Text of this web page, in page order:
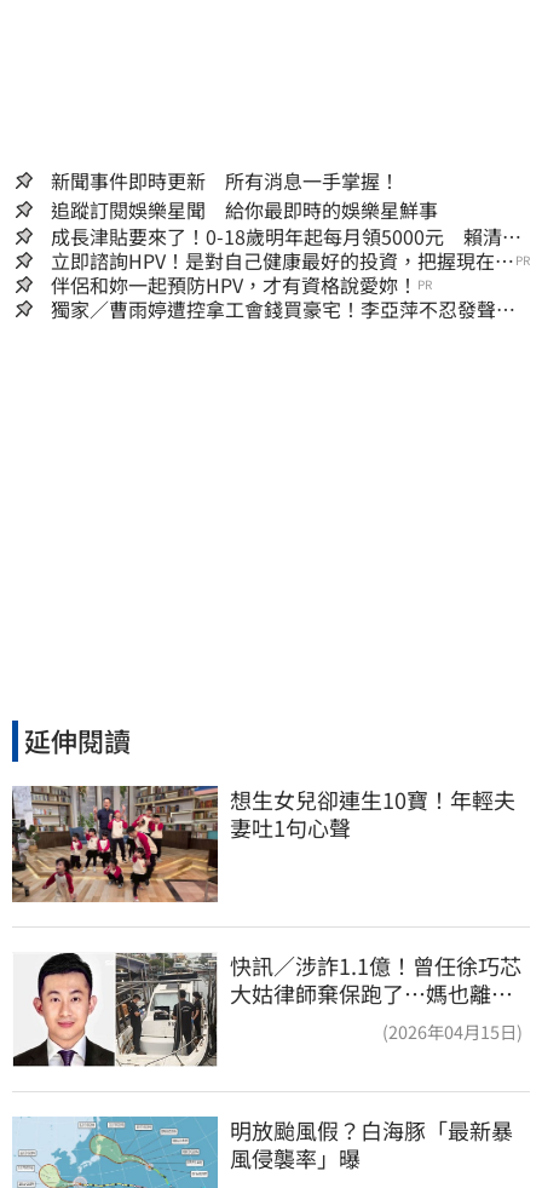
新聞事件即時更新 所有消息一手掌握！
追蹤訂閱娛樂星聞 給你最即時的娛樂星鮮事
成長津貼要來了！0-18歲明年起每月領5000元 賴清
德：此時不生更待何時
立即諮詢HPV！是對自己健康最好的投資，把握現在不
嫌晚！
PR
伴侶和妳一起預防HPV，才有資格說愛妳！ PR
獨家／曹雨婷遭控拿工會錢買豪宅！李亞萍不忍發聲：
延伸閱讀
想生女兒卻連生10寶！年輕夫
妻吐1句心聲
快訊／涉詐1.1億！曾任徐巧芯
大姑律師棄保跑了…媽也離
(2026年04月15日)
明放颱風假？白海豚「最新暴
風侵襲率」曝